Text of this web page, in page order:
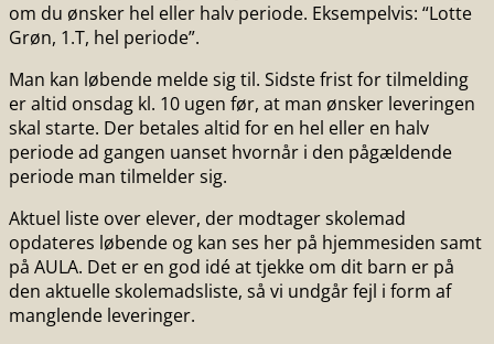
om du ønsker hel eller halv periode. Eksempelvis: “Lotte
Grøn, 1.T, hel periode”.
Man kan løbende melde sig til. Sidste frist for tilmelding
er altid onsdag kl. 10 ugen før, at man ønsker leveringen
skal starte. Der betales altid for en hel eller en halv
periode ad gangen uanset hvornår i den pågældende
periode man tilmelder sig.
Aktuel liste over elever, der modtager skolemad
opdateres løbende og kan ses her på hjemmesiden samt
på AULA. Det er en god idé at tjekke om dit barn er på
den aktuelle skolemadsliste, så vi undgår fejl i form af
manglende leveringer.